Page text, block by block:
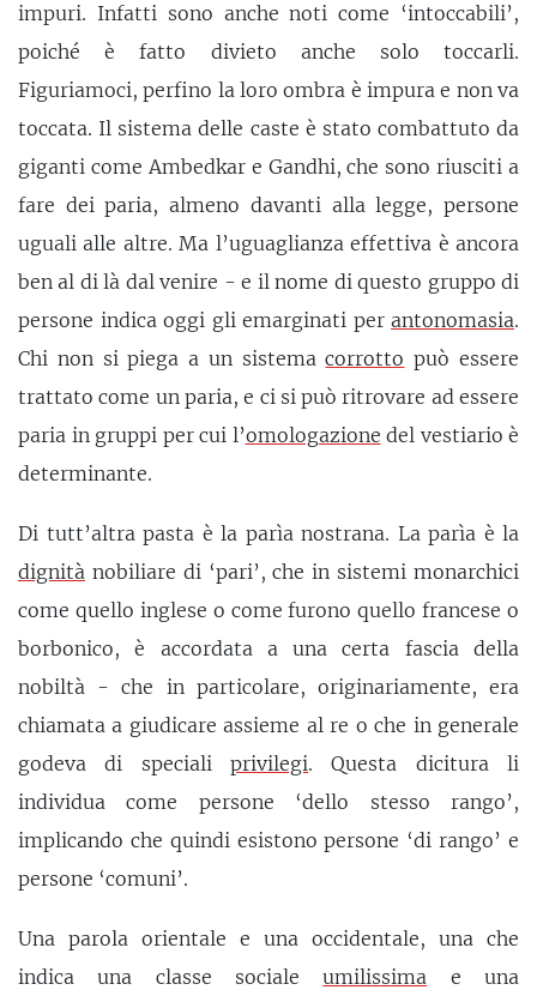
impuri. Infatti sono anche noti come ‘intoccabili’,
poiché è fatto divieto anche solo toccarli.
Figuriamoci, perfino la loro ombra è impura e non va
toccata. Il sistema delle caste è stato combattuto da
giganti come Ambedkar e Gandhi, che sono riusciti a
fare dei paria, almeno davanti alla legge, persone
uguali alle altre. Ma l’uguaglianza effettiva è ancora
ben al di là dal venire - e il nome di questo gruppo di
persone indica oggi gli emarginati per antonomasia.
Chi non si piega a un sistemacorrotto può essere
trattato come un paria, e ci si può ritrovare ad essere
paria in gruppi per cui l’omologazione del vestiario è
determinante.
Di tutt’altra pasta è la parìa nostrana. La parìa è la
dignità nobiliare di ‘pari’, che in sistemi monarchici
come quello inglese o come furono quello francese o
borbonico, è accordata a una certa fascia della
nobiltà - che in particolare, originariamente, era
chiamata a giudicare assieme al re o che in generale
godeva di speciali privilegi. Questa dicitura li
individua come persone ‘dello stesso rango’,
implicando che quindi esistono persone ‘di rango’ e
persone ‘comuni’.
Una parola orientale e una occidentale, una che
indica una classe socialeumilissima e una